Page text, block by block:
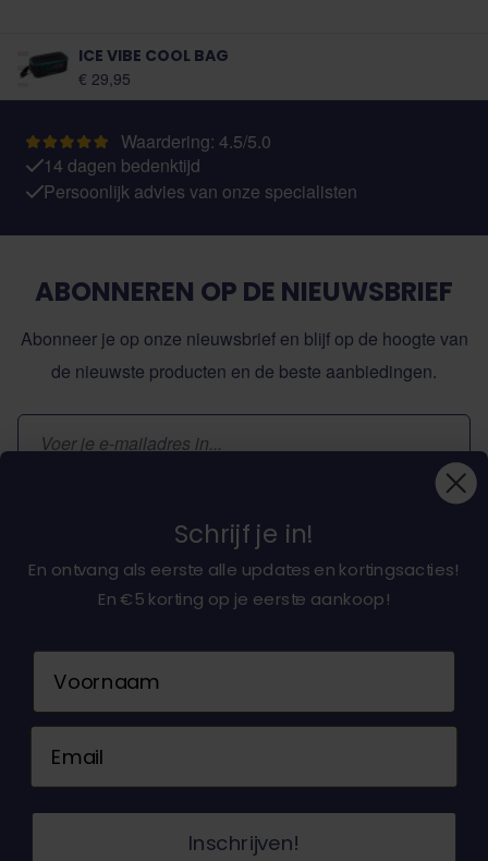
ICE VIBE COOL BAG
€ 29,95
Waardering: 4.5/5.0
14 dagen bedenktijd
Persoonlijk advies van onze specialisten
ABONNEREN OP DE NIEUWSBRIEF
Abonneer je op onze nieuwsbrief en blijf op de hoogte van
de nieuwste producten en de beste aanbiedingen.
E-mailadres
Over ons
Klantenservice
Neem contact op
© 2026 Dochorse. Alle rechten voorbehouden.
Schrijf je in!
En ontvang als eerste alle updates en kortingsacties!
En €5 korting op je eerste aankoop!
Inschrijven!